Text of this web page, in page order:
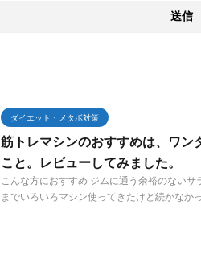
ダイエット・メタボ対策
筋トレマシンのおすすめは、ワン
こと。レビューしてみました。
こんな方におすすめ ジムに通う余裕のない
までいろいろマシン使ってきたけど続かなか